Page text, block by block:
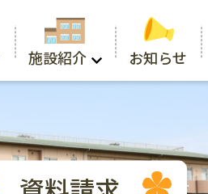
施設紹介 お知らせ